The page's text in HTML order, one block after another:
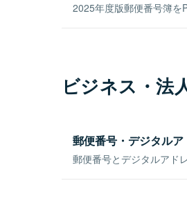
2025年度版郵便番号簿を
ビジネス・法
郵便番号・デジタル
郵便番号とデジタルアド